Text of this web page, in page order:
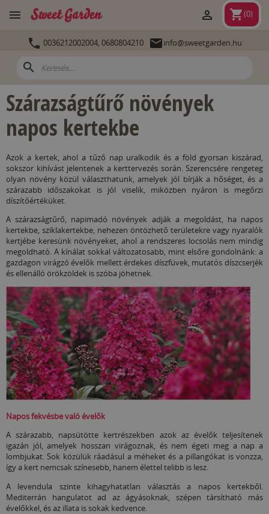
 shopping_cart(0)

 0036212002004, 0680804210 info@sweetgarden.hu
search
Szárazságtűrő növények
napos kertekbe
Azok a kertek, ahol a tűző nap uralkodik és a föld gyorsan kiszárad,
sokszor kihívást jelentenek a kerttervezés során. Szerencsére rengeteg
olyan növény közül választhatunk, amelyek jól bírják a hőséget, és a
szárazabb időszakokat is jól viselik, miközben nyáron is megőrzi
díszítőértéküket.
A szárazságtűrő, napimadó növények adják a megoldást, ha napos
kertekbe, sziklakertekbe, nehezen öntözhető területekre vagy nyaralók
kertjébe keresünk növényeket, ahol a rendszeres locsolás nem mindig
megoldható. A kínálat sokkal változatosabb, mint elsőre gondolnánk: a
gazdagon virágzó évelők mellett érdekes díszfüvek, mutatós díszcserjék
és ellenálló örökzöldek is szóba jöhetnek.
Napos fekvésbe való évelők
A szárazabb, napsütötte kertrészekben azok az évelők teljesítenek
igazán jól, amelyek hosszan virágoznak, és nem égeti meg a nap a
lombjukat. Sok közülük ráadásul a méheket és a pillangókat is vonzza,
így a kert nemcsak színesebb, hanem élettel telibb is lesz.
A levendula szinte kihagyhatatlan választás a napos kertekből.
Mediterrán hangulatot ad az ágyásoknak, szépen társítható más
évelőkkel, és az illata is sokak kedvence.